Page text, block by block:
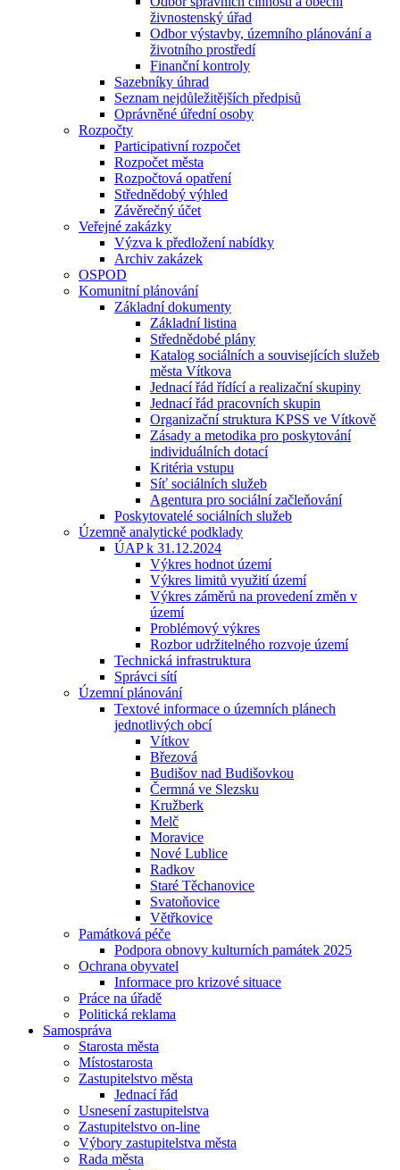
živnostenský úřad
Odbor výstavby, územního plánování a
životního prostředí
Finanční kontroly
Sazebníky úhrad
Seznam nejdůležitějších předpisů
Oprávněné úřední osoby
Rozpočty
Participativní rozpočet
Rozpočet města
Rozpočtová opatření
Střednědobý výhled
Závěrečný účet
Veřejné zakázky
Výzva k předložení nabídky
Archiv zakázek
OSPOD
Komunitní plánování
Základní dokumenty
Základní listina
Střednědobé plány
Katalog sociálních a souvisejících služeb
města Vítkova
Jednací řád řídící a realizační skupiny
Jednací řád pracovních skupin
Organizační struktura KPSS ve Vítkově
Zásady a metodika pro poskytování
individuálních dotací
Kritéria vstupu
Síť sociálních služeb
Agentura pro sociální začleňování
Poskytovatelé sociálních služeb
Územně analytické podklady
ÚAP k 31.12.2024
Výkres hodnot území
Výkres limitů využití území
Výkres záměrů na provedení změn v
území
Problémový výkres
Rozbor udržitelného rozvoje území
Technická infrastruktura
Správci sítí
Územní plánování
Textové informace o územních plánech
jednotlivých obcí
Vítkov
Březová
Budišov nad Budišovkou
Čermná ve Slezsku
Kružberk
Melč
Moravice
Nové Lublice
Radkov
Staré Těchanovice
Svatoňovice
Větřkovice
Památková péče
Podpora obnovy kulturních památek 2025
Ochrana obyvatel
Informace pro krizové situace
Práce na úřadě
Politická reklama
Samospráva
Starosta města
Místostarosta
Zastupitelstvo města
Jednací řád
Usnesení zastupitelstva
Zastupitelstvo on-line
Výbory zastupitelstva města
Rada města